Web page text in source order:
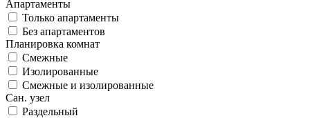
Апартаменты
Только апартаменты
Без апартаментов
Планировка комнат
Смежные
Изолированные
Смежные и изолированные
Сан. узел
Раздельный